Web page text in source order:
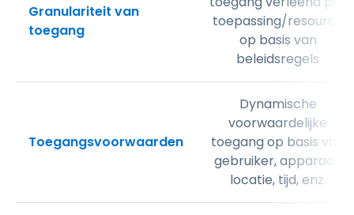
Granulariteit van
toegang
toepassing/resource
op basis van
beleidsregels
Toegangsvoorwaarden
Dynamische
voorwaardelijke
toegang op basis van
gebruiker, apparaat,
locatie, tijd, enz.